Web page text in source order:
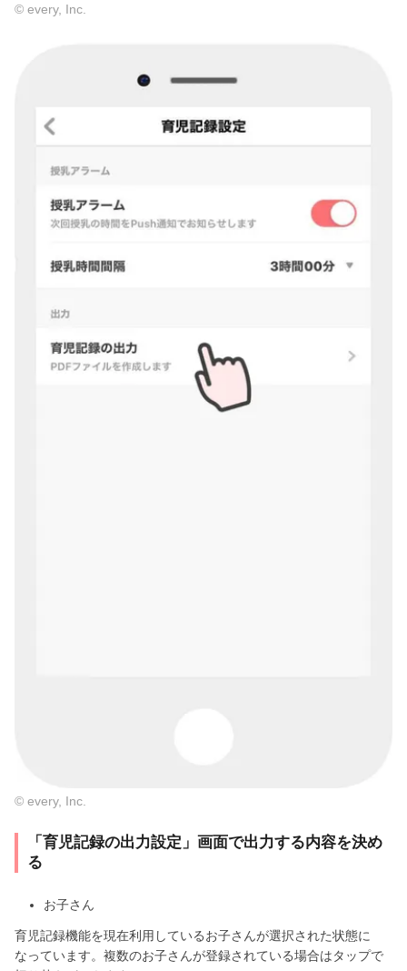
© every, Inc.
© every, Inc.
「育児記録の出力設定」画面で出力する内容を決め
る
お子さん
育児記録機能を現在利用しているお子さんが選択された状態に
なっています。複数のお子さんが登録されている場合はタップで